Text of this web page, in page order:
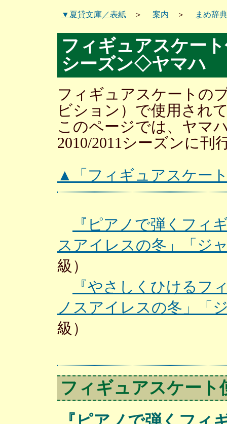
▼夏貸文庫／表紙 ＞ 案内 ＞ まめ辞典
フィギュアスケー
シーズン◇ヤマハ
フィギュアスケートの
ビション）で使用され
このページでは、ヤマ
2010/2011シーズンに刊
▲「フィギュアスケー
『ピアノで弾くフィ
スアイレスの冬」「ジ
級）
『やさしくひけるフ
ノスアイレスの冬」「
級）
フィギュアスケート